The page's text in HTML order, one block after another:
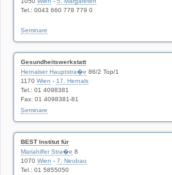
Tel.: 0043 660 778 779 0
Seminare
Gesundheitswerkstatt
Hernalser Hauptstra�e 86/2 Top/1
1170 Wien - 17. Hernals
Tel.: 01 4098381
Fax: 01 4098381-81
Seminare
BEST Institut für
Mariahilfer Stra�e 8
1070 Wien - 7. Neubau
Tel.: 01 5855050